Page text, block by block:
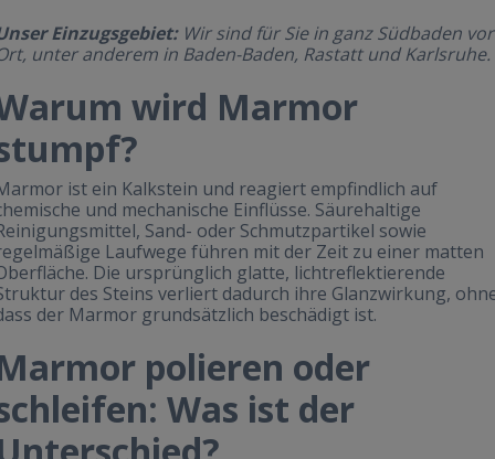
Einzugsgebiet:Wir sind für Sie in ganz Südbaden vor
unter anderem in Baden-Baden, Rastatt und Karlsruhe.
wird Marmor
ist ein Kalkstein und reagiert empfindlich auf
und mechanische Einflüsse. Säurehaltige
Sand- oder Schmutzpartikel sowie
Laufwege führen mit der Zeit zu einer matten
Die ursprünglich glatte, lichtreflektierende
des Steins verliert dadurch ihre Glanzwirkung,
der Marmor grundsätzlich beschädigt ist.
polieren oder
Was ist der